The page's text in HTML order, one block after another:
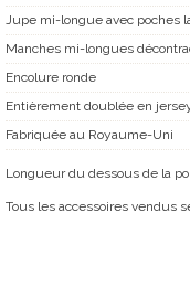
Jupe mi-longue avec poches
Manches mi-longues
Encolure ronde
Entièrement doublée en
Fabriquée au Royaume-Uni
Longueur du dessous de la
Tous les accessoires vendus